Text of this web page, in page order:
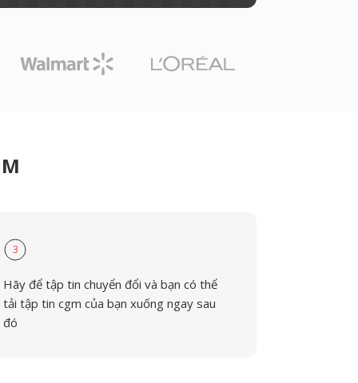
3
Hãy để tập tin chuyển đổi và bạn có thể
tải tập tin cgm của bạn xuống ngay sau
đó